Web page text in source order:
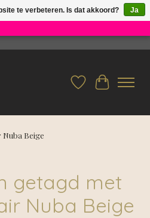
×
Verlanglijst
Beige
getagd met
Nuba Beige
te verbeteren. Is dat akkoord?
Ja